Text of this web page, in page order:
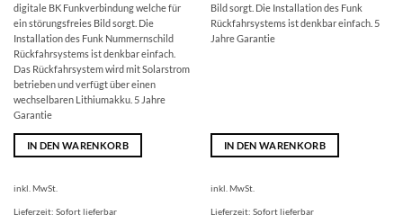
digitale BK Funkverbindung welche für
ein störungsfreies Bild sorgt. Die
Installation des Funk Nummernschild
Rückfahrsystems ist denkbar einfach.
Das Rückfahrsystem wird mit Solarstrom
betrieben und verfügt über einen
wechselbaren Lithiumakku. 5 Jahre
Garantie
IN DEN WARENKORB
inkl. MwSt.
Lieferzeit: Sofort lieferbar
Bild sorgt. Die Installation des Funk
Rückfahrsystems ist denkbar einfach. 5
Jahre Garantie
IN DEN WARENKORB
inkl. MwSt.
Lieferzeit: Sofort lieferbar